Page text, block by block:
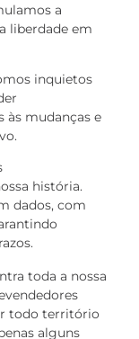
a
liberdade em
inquietos
às mudanças e
história.
dados, com
toda a nossa
todo território
alguns